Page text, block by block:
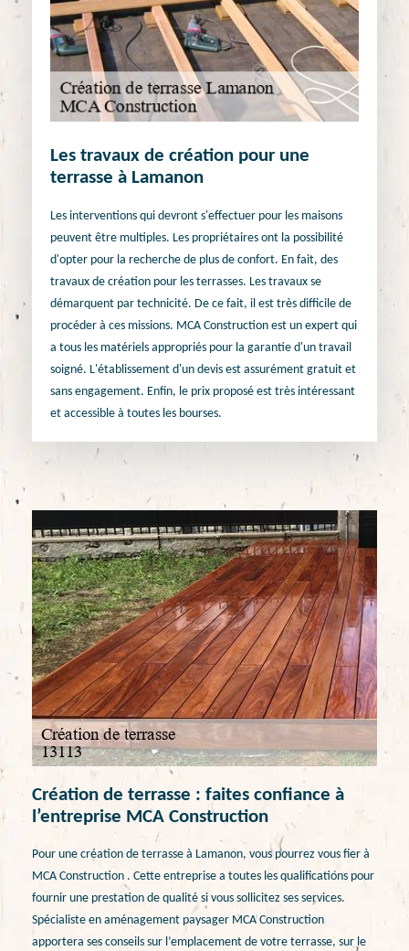
Les travaux de création pour une
terrasse à Lamanon
Les interventions qui devront s'effectuer pour les maisons
peuvent être multiples. Les propriétaires ont la possibilité
d'opter pour la recherche de plus de confort. En fait, des
travaux de création pour les terrasses. Les travaux se
démarquent par technicité. De ce fait, il est très difficile de
procéder à ces missions. MCA Construction est un expert qui
a tous les matériels appropriés pour la garantie d'un travail
soigné. L'établissement d'un devis est assurément gratuit et
sans engagement. Enfin, le prix proposé est très intéressant
et accessible à toutes les bourses.
Création de terrasse : faites confiance à
l’entreprise MCA Construction
Pour une création de terrasse à Lamanon, vous pourrez vous fier à
MCA Construction . Cette entreprise a toutes les qualifications pour
fournir une prestation de qualité si vous sollicitez ses services.
Spécialiste en aménagement paysager MCA Construction
apportera ses conseils sur l’emplacement de votre terrasse, sur le